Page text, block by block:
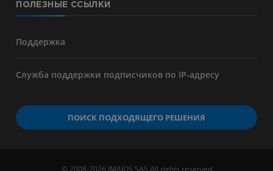
ПОЛЕЗНЫЕ ССЫЛКИ
Поддержка
Служба поддержки подписчиков по IP-адресу
ПОИСК ПОДХОДЯЩЕГО РЕШЕНИЯ
© 2008-2026 IMAIOS SAS All rights reserved